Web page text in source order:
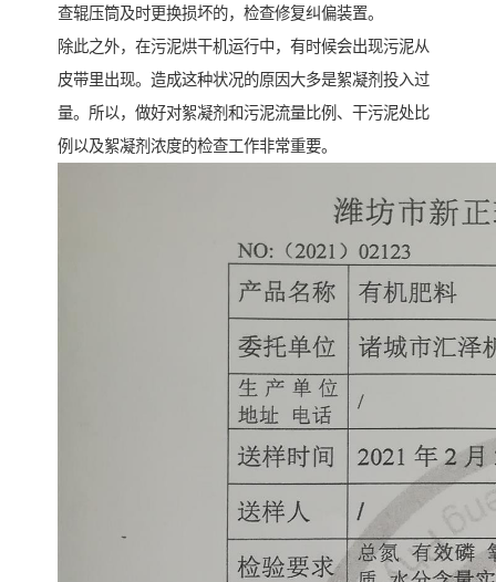
查辊压筒及时更换损坏的，检查修复纠偏装置。
除此之外，在污泥烘干机运行中，有时候会出现污泥从
皮带里出现。造成这种状况的原因大多是絮凝剂投入过
量。所以，做好对絮凝剂和污泥流量比例、干污泥处比
例以及絮凝剂浓度的检查工作非常重要。